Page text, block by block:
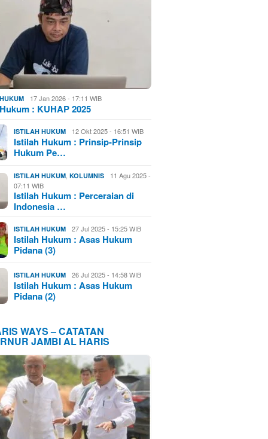
17 Jan 2026 - 17:11 WIB
: KUHAP 2025
ISTILAH HUKUM 12 Okt 2025 - 16:51 WIB
Istilah Hukum : Prinsip-Prinsip
Hukum Pe…
ISTILAH HUKUM ,KOLUMNIS
11 Agu 2025 -
07:11 WIB
Istilah Hukum : Perceraian di
Indonesia …
ISTILAH HUKUM 27 Jul 2025 - 15:25 WIB
Istilah Hukum : Asas Hukum
Pidana (3)
ISTILAH HUKUM 26 Jul 2025 - 14:58 WIB
Istilah Hukum : Asas Hukum
Pidana (2)
WAYS – CATATAN
JAMBI AL HARIS